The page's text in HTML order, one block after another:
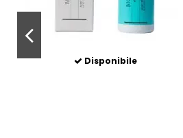
Disponibile